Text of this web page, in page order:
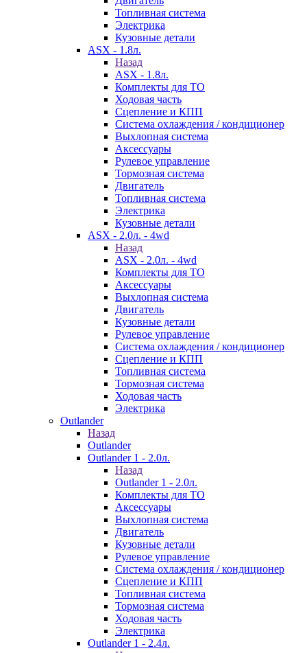
Топливная система
Электрика
Кузовные детали
ASX - 1.8л.
Назад
ASX - 1.8л.
Комплекты для ТО
Ходовая часть
Сцепление и КПП
Система охлаждения / кондиционер
Выхлопная система
Аксессуары
Рулевое управление
Тормозная система
Двигатель
Топливная система
Электрика
Кузовные детали
ASX - 2.0л. - 4wd
Назад
ASX - 2.0л. - 4wd
Комплекты для ТО
Аксессуары
Выхлопная система
Двигатель
Кузовные детали
Рулевое управление
Система охлаждения / кондиционер
Сцепление и КПП
Топливная система
Тормозная система
Ходовая часть
Электрика
Outlander
Назад
Outlander
Outlander 1 - 2.0л.
Назад
Outlander 1 - 2.0л.
Комплекты для ТО
Аксессуары
Выхлопная система
Двигатель
Кузовные детали
Рулевое управление
Система охлаждения / кондиционер
Сцепление и КПП
Топливная система
Тормозная система
Ходовая часть
Электрика
Outlander 1 - 2.4л.